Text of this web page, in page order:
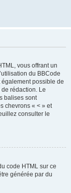
vous offrant un
du BBCode
possible de
rédaction. Le
balises sont
chevrons « < » et
consulter le
code HTML sur ce
générée par du